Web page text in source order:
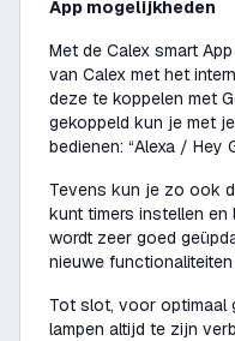
App mogelijkheden
Met de Calex smart
van Calex met het
deze te koppelen met
gekoppeld kun je met
bedienen: “Alexa / Hey
Tevens kun je zo ook
kunt timers instellen en
wordt zeer goed
nieuwe
Tot slot, voor optimaal
lampen altijd te zijn